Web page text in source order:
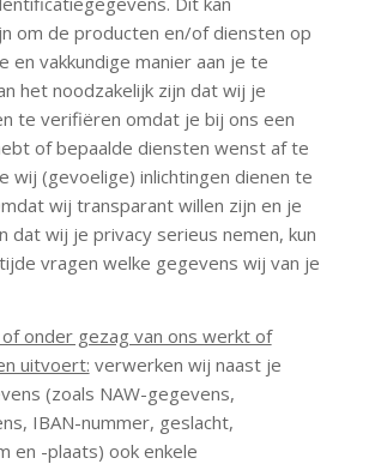
om de producten en/of diensten op
en vakkundige manier aan je te
het noodzakelijk zijn dat wij je
te verifiëren omdat je bij ons een
of bepaalde diensten wenst af te
wij (gevoelige) inlichtingen dienen te
wij transparant willen zijn en je
dat wij je privacy serieus nemen, kun
vragen welke gegevens wij van je
onder gezag van ons werkt of
uitvoert: verwerken wij naast je
(zoals NAW-gegevens,
IBAN-nummer, geslacht,
en -plaats) ook enkele